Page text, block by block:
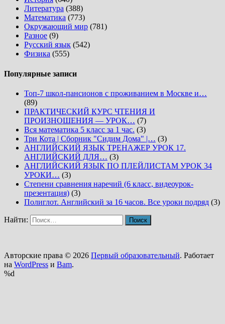
Литература (388)
Математика (773)
Окружающий мир (781)
Разное (9)
Русский язык (542)
Физика (555)
Популярные записи
Топ-7 школ-пансионов с проживанием в Москве и…
(89)
ПРАКТИЧЕСКИЙ КУРС ЧТЕНИЯ И
ПРОИЗНОШЕНИЯ — УРОК… (7)
Вся математика 5 класс за 1 час. (3)
Три Кота | Сборник "Сидим Дома" |… (3)
АНГЛИЙСКИЙ ЯЗЫК ТРЕНАЖЕР УРОК 17.
АНГЛИЙСКИЙ ДЛЯ… (3)
АНГЛИЙСКИЙ ЯЗЫК ПО ПЛЕЙЛИСТАМ УРОК 34
УРОКИ… (3)
Степени сравнения наречий (6 класс, видеоурок-
презентация) (3)
Полиглот. Английский за 16 часов. Все уроки подряд (3)
Найти:
Авторские права © 2026 Первый образовательный. Работает
на WordPress и Bam.
%d